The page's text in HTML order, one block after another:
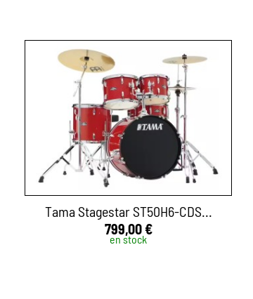
Tama Stagestar ST50H6-CDS...
799,00 €
en stock